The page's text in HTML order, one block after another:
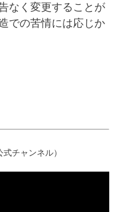
なく変更することが
での苦情には応じか
チャンネル）